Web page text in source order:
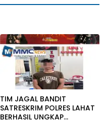
TIM JAGAL BANDIT
SATRESKRIM POLRES LAHAT
BERHASIL UNGKAP